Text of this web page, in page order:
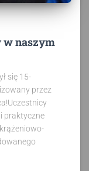
w naszym
się 15-
przez
praktyczne